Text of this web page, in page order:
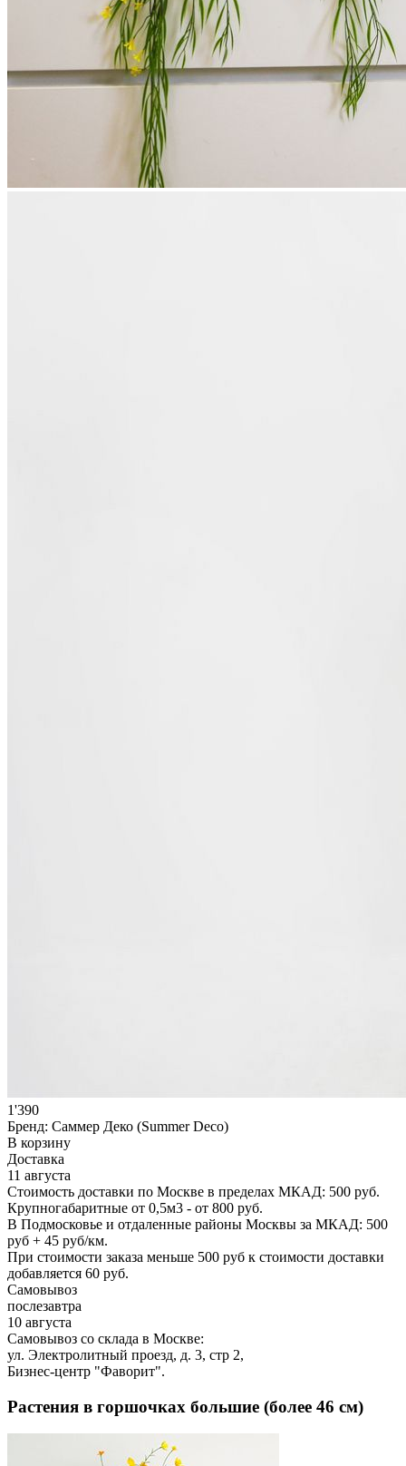
1'390
Бренд: Саммер Деко (Summer Deco)
В корзину
Доставка
11 августа
Стоимость доставки по Москве в пределах МКАД: 500 руб.
Крупногабаритные от 0,5м3 - от 800 руб.
В Подмосковье и отдаленные районы Москвы за МКАД: 500
руб + 45 руб/км.
При стоимости заказа меньше 500 руб к стоимости доставки
добавляется 60 руб.
Самовывоз
послезавтра
10 августа
Самовывоз со склада в Москве:
ул. Электролитный проезд, д. 3, стр 2,
Бизнес-центр "Фаворит".
Растения в горшочках большие (более 46 см)